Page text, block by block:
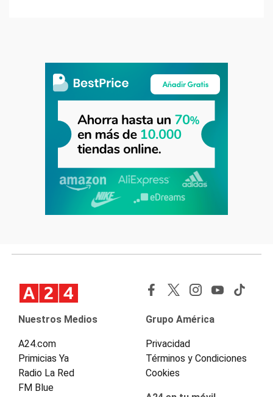
Nuestros Medios
A24.com
Primicias Ya
Radio La Red
FM Blue
Grupo América
Privacidad
Términos y Condiciones
Cookies